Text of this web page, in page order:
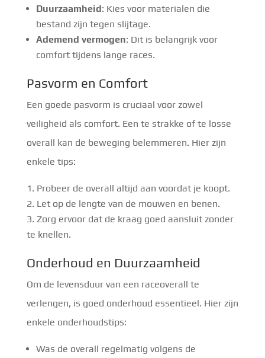
Duurzaamheid: Kies voor materialen die
bestand zijn tegen slijtage.
Ademend vermogen: Dit is belangrijk voor
comfort tijdens lange races.
Pasvorm en Comfort
Een goede pasvorm is cruciaal voor zowel
veiligheid als comfort. Een te strakke of te losse
overall kan de beweging belemmeren. Hier zijn
enkele tips:
Probeer de overall altijd aan voordat je koopt.
Let op de lengte van de mouwen en benen.
Zorg ervoor dat de kraag goed aansluit zonder
te knellen.
Onderhoud en Duurzaamheid
Om de levensduur van een raceoverall te
verlengen, is goed onderhoud essentieel. Hier zijn
enkele onderhoudstips:
Was de overall regelmatig volgens de